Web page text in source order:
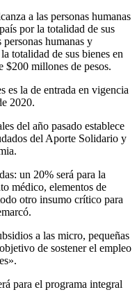
a las personas humanas
por la totalidad de sus
humanas y
totalidad de sus bienes en
$200 millones de pesos.
es la de entrada en vigencia
2020.
del año pasado establece
del Aporte Solidario y
un 20% será para la
médico, elementos de
otro insumo crítico para
a las micro, pequeñas
de sostener el empleo
para el programa integral